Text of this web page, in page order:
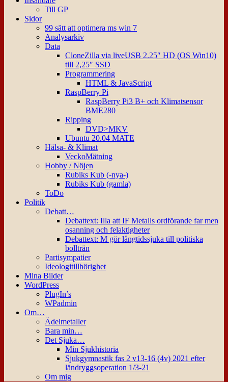
Till GP
Sidor
99 sätt att optimera ms win 7
Analysarkiv
Data
CloneZilla via liveUSB 2.25″ HD (OS Win10)
till 2,25″ SSD
Programmering
HTML & JavaScript
RaspBerry Pi
RaspBerry Pi3 B+ och Klimatsensor
BME280
Ripping
DVD>MKV
Ubuntu 20.04 MATE
Hälsa- & Klimat
VeckoMätning
Hobby / Nöjen
Rubiks Kub (-nya-)
Rubiks Kub (gamla)
ToDo
Politik
Debatt…
Debattext: Illa att IF Metalls ordförande far men
osanning och felaktigheter
Debattext: M gör långtidssjuka till politiska
bollträn
Partisympatier
Ideologitillhörighet
Mina Bilder
WordPress
PlugIn’s
WPadmin
Om…
Ädelmetaller
Bara min…
Det Sjuka…
Min Sjukhistoria
Sjukgymnastik fas 2 v13-16 (4v) 2021 efter
ländryggsoperation 1/3-21
Om mig